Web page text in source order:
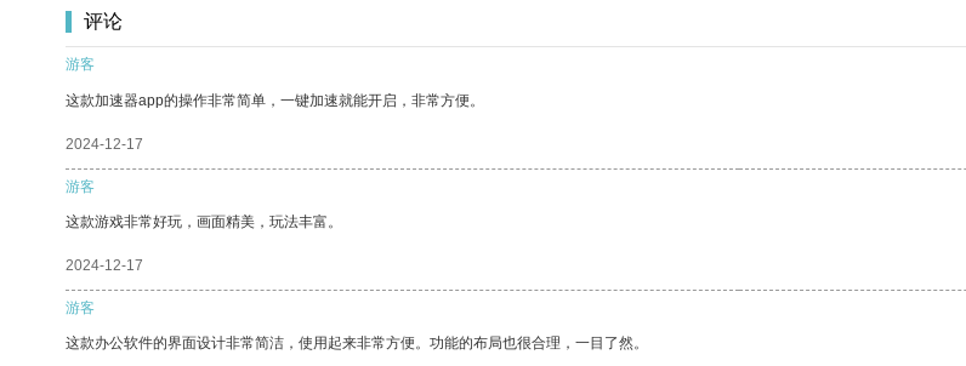
评论
游客
这款加速器app的操作非常简单，一键加速就能开启，非常方便。
2024-12-17
游客
这款游戏非常好玩，画面精美，玩法丰富。
2024-12-17
游客
这款办公软件的界面设计非常简洁，使用起来非常方便。功能的布局也很合理，一目了然。